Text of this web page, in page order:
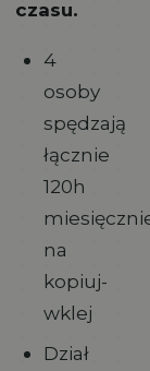
czasu.
4
osoby
spędzają
łącznie
120h
na
kopiuj-
wklej
Dział